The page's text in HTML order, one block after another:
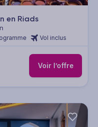
en Riads
Vol inclus
Voir l’offre